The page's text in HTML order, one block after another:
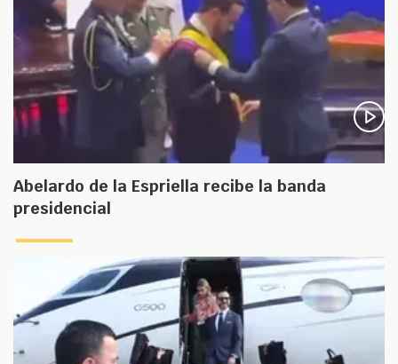
Abelardo de la Espriella recibe la banda
presidencial